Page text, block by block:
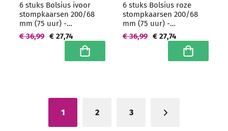
6 stuks Bolsius ivoor
stompkaarsen 200/68
mm (75 uur) -
grootverpakking
€ 27,74
€ 36,99
In winkelwagen
6 stuks Bolsius roze
stompkaarsen 200/68
mm (75 uur) -
grootverpakking
€ 27,74
€ 36,99
In
U lees momenteel pagina
1 2 3